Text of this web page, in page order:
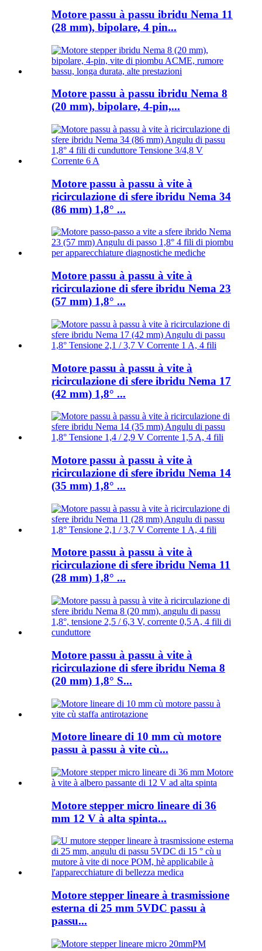
Motore passu à passu ibridu Nema 11
(28 mm), bipolare, 4 pin...
Motore passu à passu ibridu Nema 8
(20 mm), bipolare, 4-pin,...
Motore passu à passu à vite à
ricirculazione di sfere ibridu Nema 34
(86 mm) 1,8° ...
Motore passu à passu à vite à
ricirculazione di sfere ibridu Nema 23
(57 mm) 1,8° ...
Motore passu à passu à vite à
ricirculazione di sfere ibridu Nema 17
(42 mm) 1,8° ...
Motore passu à passu à vite à
ricirculazione di sfere ibridu Nema 14
(35 mm) 1,8° ...
Motore passu à passu à vite à
ricirculazione di sfere ibridu Nema 11
(28 mm) 1,8° ...
Motore passu à passu à vite à
ricirculazione di sfere ibridu Nema 8
(20 mm) 1,8° S...
Motore lineare di 10 mm cù motore
passu à passu à vite cù...
Motore stepper micro lineare di 36
mm 12 V à alta spinta...
Motore stepper lineare à trasmissione
esterna di 25 mm 5VDC passu à
passu...